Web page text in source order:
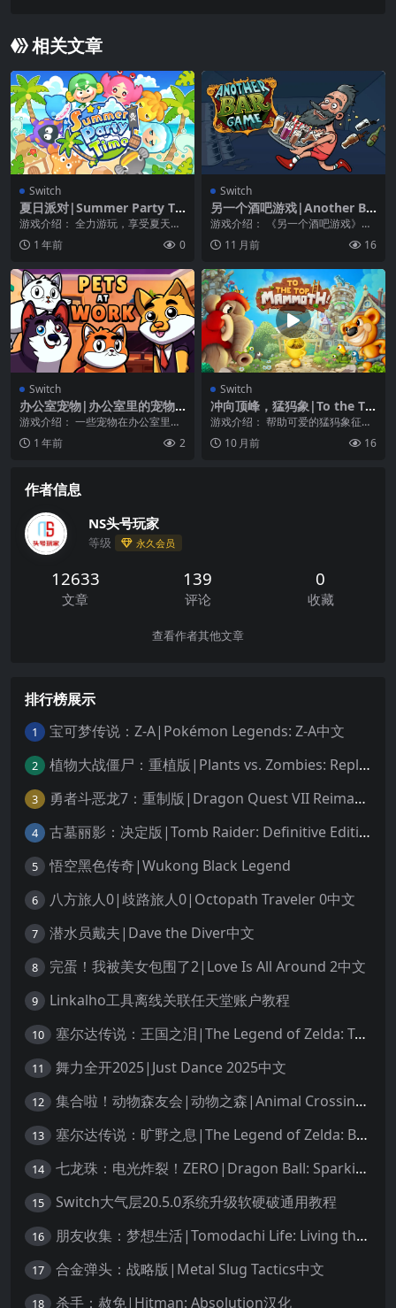
相关文章
Switch
夏日派对|Summer Party Ti
me
游戏介绍： 全力游玩，享受夏天！
轻松不设限，和亲朋好友一起开夏
日派对啰！ 操作...
1 年前 0
Switch
另一个酒吧游戏|Another Ba
r Game中文
游戏介绍： 《另一个酒吧游戏》成
为城里最受欢迎的酒保 一款休闲动
作游戏，为口渴的...
11 月前 16
Switch
办公室宠物|办公室里的宠物|
Pets at Work
游戏介绍： 一些宠物在办公室里与
主人走失了，现在它们需要共同合
作，使用盒子、垫子...
1 年前 2
Switch
冲向顶峰，猛犸象|To the To
p, Mammoth
游戏介绍： 帮助可爱的猛犸象征服
这款基于方块的塔楼攀登游戏的强
大城堡。要保持警觉...
10 月前 16
作者信息
NS头号玩家
等级 永久会员
12633
文章
139
评论
0
收藏
查看作者其他文章
排行榜展示
1 宝可梦传说：Z-A|Pokémon Legends: Z-A中文
2 植物大战僵尸：重植版|Plants vs. Zombies: Replanted中文
3 勇者斗恶龙7：重制版|Dragon Quest VII Reimagined中文
4 古墓丽影：决定版|Tomb Raider: Definitive Edition中文
5 悟空黑色传奇|Wukong Black Legend
6 八方旅人0|歧路旅人0|Octopath Traveler 0中文
7 潜水员戴夫|Dave the Diver中文
8 完蛋！我被美女包围了2|Love Is All Around 2中文
9 Linkalho工具离线关联任天堂账户教程
10 塞尔达传说：王国之泪|The Legend of Zelda: Tears of the Kingdom中文
11 舞力全开2025|Just Dance 2025中文
12 集合啦！动物森友会|动物之森|Animal Crossing: New Horizons中文
13 塞尔达传说：旷野之息|The Legend of Zelda: Breath of the Wild中文
14 七龙珠：电光炸裂！ZERO|Dragon Ball: Sparking! Zero中文
15 Switch大气层20.5.0系统升级软硬破通用教程
16 朋友收集：梦想生活|Tomodachi Life: Living the Dream中文
17 合金弹头：战略版|Metal Slug Tactics中文
18 杀手：赦免|Hitman: Absolution汉化